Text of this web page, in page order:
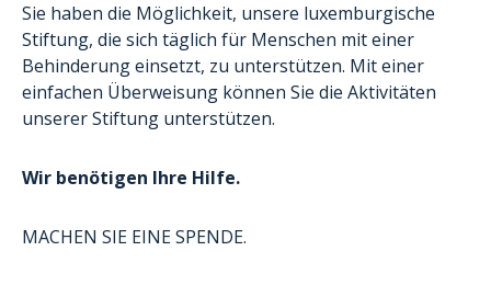
Sie haben die Möglichkeit, unsere luxemburgische
Stiftung, die sich täglich für Menschen miteiner
Behinderungeinsetzt, zu unterstützen. Mit einer
einfachen Überweisung können Sie die Aktivitäten
unserer Stiftung unterstützen.
Wir benötigen Ihre Hilfe.
MACHEN SIE EINE SPENDE.